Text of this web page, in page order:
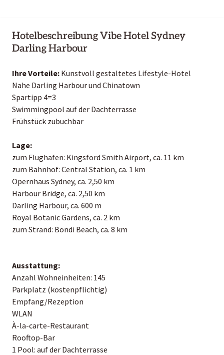
Hotelbeschreibung Vibe Hotel Sydney
Darling Harbour
Ihre Vorteile: Kunstvoll gestaltetes Lifestyle-Hotel
Nahe Darling Harbour und Chinatown
Spartipp 4=3
Swimmingpool auf der Dachterrasse
Frühstück zubuchbar
Lage:
zum Flughafen: Kingsford Smith Airport, ca. 11 km
zum Bahnhof: Central Station, ca. 1 km
Opernhaus Sydney, ca. 2,50 km
Harbour Bridge, ca. 2,50 km
Darling Harbour, ca. 600 m
Royal Botanic Gardens, ca. 2 km
zum Strand: Bondi Beach, ca. 8 km
Ausstattung:
Anzahl Wohneinheiten: 145
Parkplatz (kostenpflichtig)
Empfang/Rezeption
WLAN
À-la-carte-Restaurant
Rooftop-Bar
1 Pool: auf der Dachterrasse